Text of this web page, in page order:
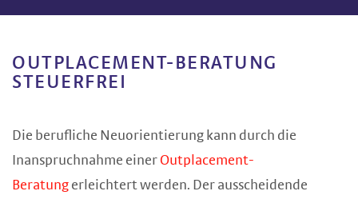
OUTPLACEMENT-BERATUNG
STEUERFREI
Die berufliche Neuorientierung kann durch die
Inanspruchnahme einer Outplacement-
Beratung erleichtert werden. Der ausscheidende